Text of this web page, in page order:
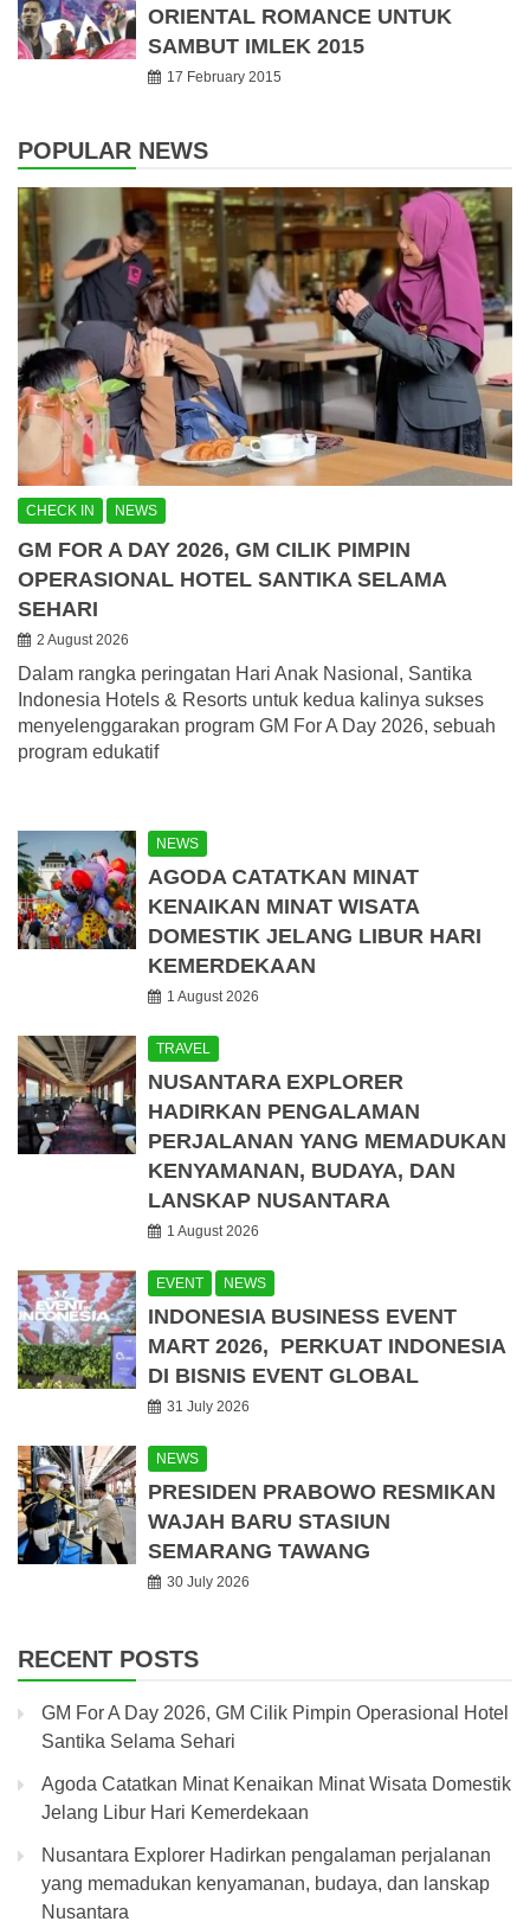
ORIENTAL ROMANCE UNTUK
SAMBUT IMLEK 2015
17 February 2015
POPULAR NEWS
CHECK IN NEWS
GM FOR A DAY 2026, GM CILIK PIMPIN
OPERASIONAL HOTEL SANTIKA SELAMA
SEHARI
2 August 2026
Dalam rangka peringatan Hari Anak Nasional, Santika
Indonesia Hotels & Resorts untuk kedua kalinya sukses
menyelenggarakan program GM For A Day 2026, sebuah
program edukatif
NEWS
AGODA CATATKAN MINAT
KENAIKAN MINAT WISATA
DOMESTIK JELANG LIBUR HARI
KEMERDEKAAN
1 August 2026
TRAVEL
NUSANTARA EXPLORER
HADIRKAN PENGALAMAN
PERJALANAN YANG MEMADUKAN
KENYAMANAN, BUDAYA, DAN
LANSKAP NUSANTARA
1 August 2026
EVENT NEWS
INDONESIA BUSINESS EVENT
MART 2026, PERKUAT INDONESIA
DI BISNIS EVENT GLOBAL
31 July 2026
NEWS
PRESIDEN PRABOWO RESMIKAN
WAJAH BARU STASIUN
SEMARANG TAWANG
30 July 2026
RECENT POSTS
GM For A Day 2026, GM Cilik Pimpin Operasional Hotel
Santika Selama Sehari
Agoda Catatkan Minat Kenaikan Minat Wisata Domestik
Jelang Libur Hari Kemerdekaan
Nusantara Explorer Hadirkan pengalaman perjalanan
yang memadukan kenyamanan, budaya, dan lanskap
Nusantara